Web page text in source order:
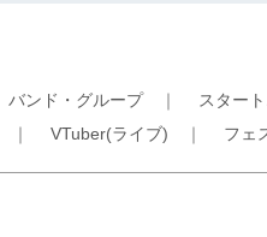
バンド・グループ｜ スター
｜ VTuber(ライブ) ｜ フェ